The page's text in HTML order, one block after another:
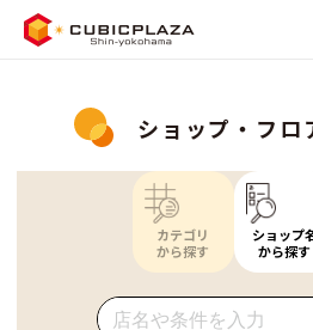
ショップ・フロ
カテゴリ
から探す
ショップ
から探す